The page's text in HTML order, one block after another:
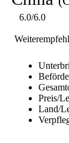
6.0/6.0
Preis/
Land/